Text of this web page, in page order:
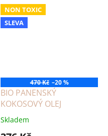
NON TOXIC
SLEVA
470 Kč –20 %
BIO PANENSKÝ
KOKOSOVÝ OLEJ
Skladem